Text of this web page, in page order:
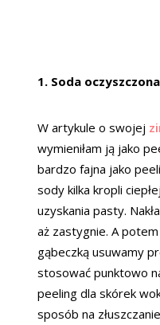
1. Soda oczyszczona
W artykule o swojej
wymieniłam ją jako
bardzo fajna jako
sody kilka kropli
uzyskania pasty.
aż zastygnie. A
gąbeczką usuwamy
stosować punktowo
peeling dla skórek
sposób na